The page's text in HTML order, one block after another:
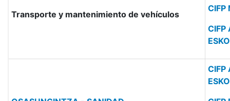
Transporte y mantenimiento de vehículos
CIFP
CIFP
CIFP